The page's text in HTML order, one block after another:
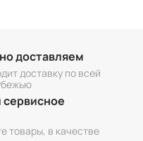
доставляем
доставку по всей
сервисное
товары, в качестве